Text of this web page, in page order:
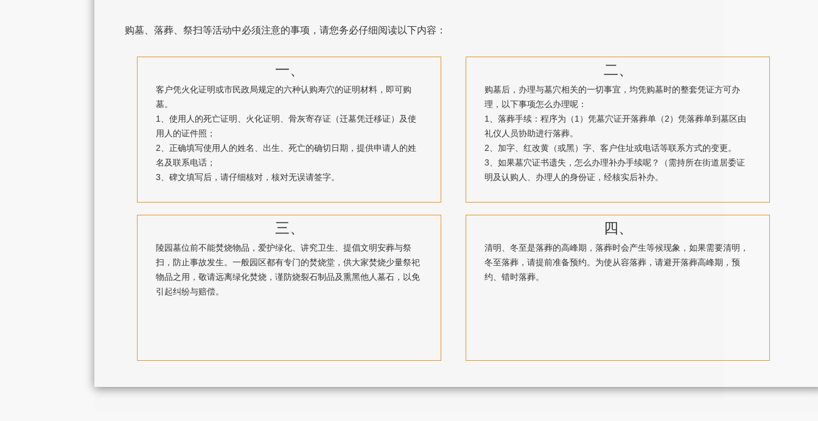
购墓、落葬、祭扫等活动中必须注意的事项，请您务必仔细阅读以下内容：
一、
客户凭火化证明或市民政局规定的六种认购寿穴的证明材料，即可购
墓。
1、使用人的死亡证明、火化证明、骨灰寄存证（迁墓凭迁移证）及使
用人的证件照；
2、正确填写使用人的姓名、出生、死亡的确切日期，提供申请人的姓
名及联系电话；
3、碑文填写后，请仔细核对，核对无误请签字。
二、
购墓后，办理与墓穴相关的一切事宜，均凭购墓时的整套凭证方可办
理，以下事项怎么办理呢：
1、落葬手续：程序为（1）凭墓穴证开落葬单（2）凭落葬单到墓区由
礼仪人员协助进行落葬。
2、加字、红改黄（或黑）字、客户住址或电话等联系方式的变更。
3、如果墓穴证书遗失，怎么办理补办手续呢？（需持所在街道居委证
明及认购人、办理人的身份证，经核实后补办。
三、
陵园墓位前不能焚烧物品，爱护绿化、讲究卫生、提倡文明安葬与祭
扫，防止事故发生。一般园区都有专门的焚烧堂，供大家焚烧少量祭祀
物品之用，敬请远离绿化焚烧，谨防烧裂石制品及熏黑他人墓石，以免
引起纠纷与赔偿。
四、
清明、冬至是落葬的高峰期，落葬时会产生等候现象，如果需要清明，
冬至落葬，请提前准备预约。为使从容落葬，请避开落葬高峰期，预
约、错时落葬。